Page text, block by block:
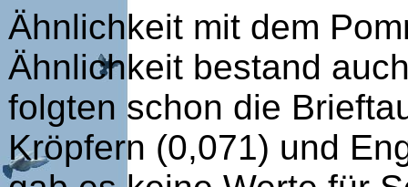
Ähnlichkeit mit dem
Ähnlichkeit bestand
folgten schon die
Kröpfern (0,071) und